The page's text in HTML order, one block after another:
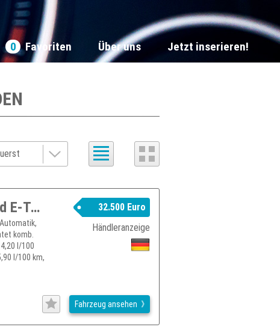
0 Favoriten Über uns Jetzt inserieren!
RENAULT Espace 6 Techno Full Hybrid E-Tech 200 7- Sitzer
komb.
l/100
l/100 km,
32.500 Euro
Händleranzeige
Fahrzeug ansehen